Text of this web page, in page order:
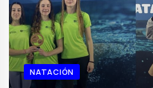
NATACIÓN